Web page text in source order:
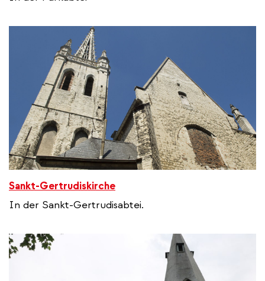
Sankt-Gertrudiskirche
In der Sankt-Gertrudisabtei.